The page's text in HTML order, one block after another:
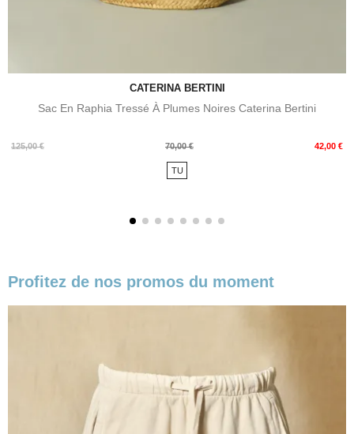
CATERINA BERTINI
Sac En Raphia Tressé À Plumes Noires Caterina Bertini
125,00 €
Prix
70,00 € 42,00 €
Prix
TU
Profitez de nos promos du moment